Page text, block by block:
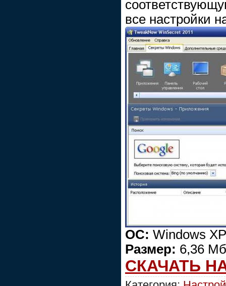
все настройки
ОС: Windows
Размер: 6,36 Мб
СКАЧАТЬ